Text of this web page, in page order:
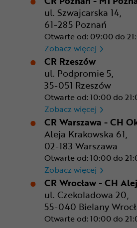
ul. Szwajcarska 14,
61-285 Poznań
Otwarte od: 09:00 do
Zobacz więcej CR
CR Rzeszów
ul. Podpromie 5,
35-051 Rzeszów
Otwarte od: 10:00 do
Zobacz więcej CR
CR Warszawa - CH
Aleja Krakowska 61,
02-183 Warszawa
Otwarte od: 10:00 do
Zobacz więcej CR
CR Wrocław - CH
ul. Czekoladowa 20,
55-040 Bielany
Otwarte od: 10:00 do